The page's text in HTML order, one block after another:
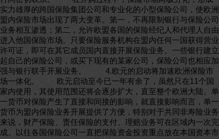
实力雄厚的跨国保险集团公司和专业化的小型保险公司，使欧洲
盟内保险市场出现了两大变革。第一，不再限制银行与保险公司
业务相互渗透；第二，允许欧盟各国的保险经纪人和代理人自由
进入他国保险市场。只要保险服务机构在盟内任何一国获得营业
许可证，即可在其它成员国内直接开展保险业务。一些银行建立
起自己的保险公司，或买下现有的某家公司，保险公司也相应加
强与银行联手开展业务。 4.欧元的启动将加速欧洲保险市
场一体化。 欧元启动至今已一年有余了，虽然只在11个国
家内使用，其使用范围还将会逐步扩大，直至整个欧洲大陆。单
一货币对保险产生了直接和间接的影响，就直接影响而言，单一
货币为盟内保险业务开展提供了方便，特别对于共同非寿险业务
来说，财产保险、责任保险的支付、理赔业务可在区域内一次完
成。以往各国保险公司一直把保险资金投资重点放在本国资本市